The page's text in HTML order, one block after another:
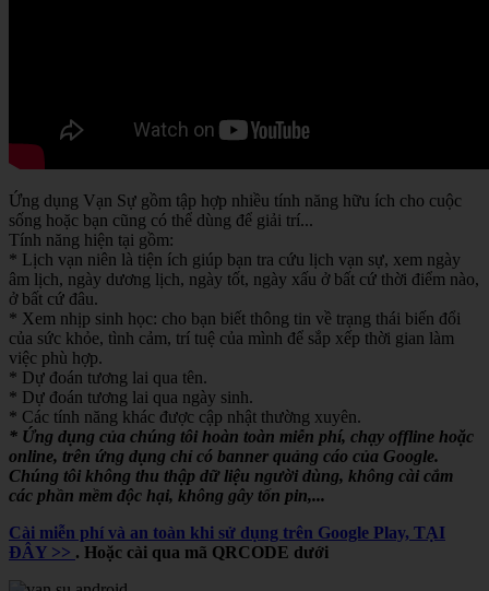
Ứng dụng Vạn Sự gồm tập hợp nhiều tính năng hữu ích cho cuộc
sống hoặc bạn cũng có thể dùng để giải trí...
Tính năng hiện tại gồm:
* Lịch vạn niên là tiện ích giúp bạn tra cứu lịch vạn sự, xem ngày
âm lịch, ngày dương lịch, ngày tốt, ngày xấu ở bất cứ thời điểm nào,
ở bất cứ đâu.
* Xem nhịp sinh học: cho bạn biết thông tin về trạng thái biến đổi
của sức khỏe, tình cảm, trí tuệ của mình để sắp xếp thời gian làm
việc phù hợp.
* Dự đoán tương lai qua tên.
* Dự đoán tương lai qua ngày sinh.
* Các tính năng khác được cập nhật thường xuyên.
* Ứng dụng của chúng tôi hoàn toàn miễn phí, chạy offline hoặc
online, trên ứng dụng chỉ có banner quảng cáo của Google.
Chúng tôi không thu thập dữ liệu người dùng, không cài cắm
các phần mềm độc hại, không gây tốn pin,...
Cài miễn phí và an toàn khi sử dụng trên Google Play, TẠI
ĐÂY >> . Hoặc cài qua mã QRCODE dưới